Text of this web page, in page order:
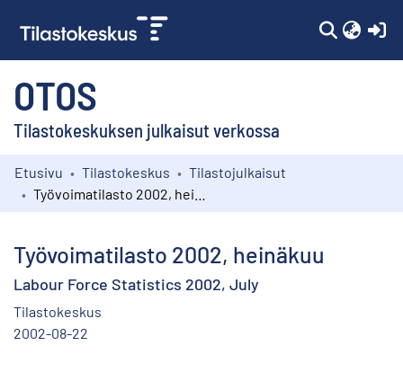
OTOS
Tilastokeskuksen julkaisut verkossa
Kokoelmat
Etusivu Tilastokeskus
Tilastojulkaisut
Työvoimatilasto 2002, heinäkuu
Labour Force Statistics 2002, July
Tilastokeskus
2002-08-22